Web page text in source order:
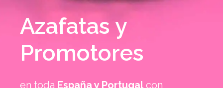
Azafatas y
Promotores
en toda España y Portugal con